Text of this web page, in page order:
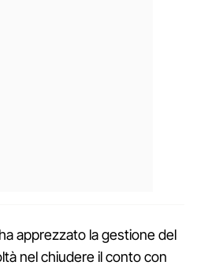
apprezzato la gestione del
nel chiudere il conto con